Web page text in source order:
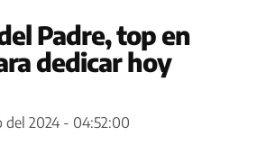
Padre, top en
dedicar hoy
del 2024 - 04:52:00